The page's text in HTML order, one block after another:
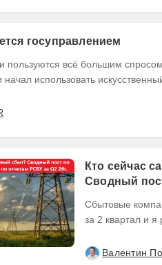
госуправлением
пользуются всё большим
начал использовать
Кто сейчас
Сводный
Сбытовые
за 2 квартал и
Валентин